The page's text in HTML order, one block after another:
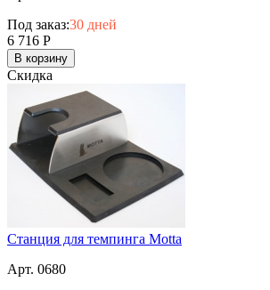
Под заказ:30 дней
6 716 Р
В корзину
Скидка
Станция для темпинга Motta
Арт. 0680